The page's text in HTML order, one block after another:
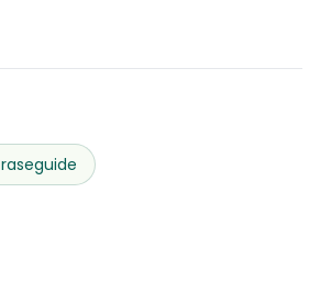
raseguide